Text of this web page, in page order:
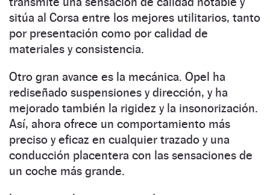
sitúa al Corsa entre los mejores utilitarios, tanto
por presentación como por calidad de
materiales y consistencia.
Otro gran avance es la mecánica. Opel ha
rediseñado suspensiones y dirección, y ha
mejorado también la rigidez y la insonorización.
Así, ahora ofrece un comportamiento más
preciso y eficaz en cualquier trazado y una
conducción placentera con las sensaciones de
un coche más grande.